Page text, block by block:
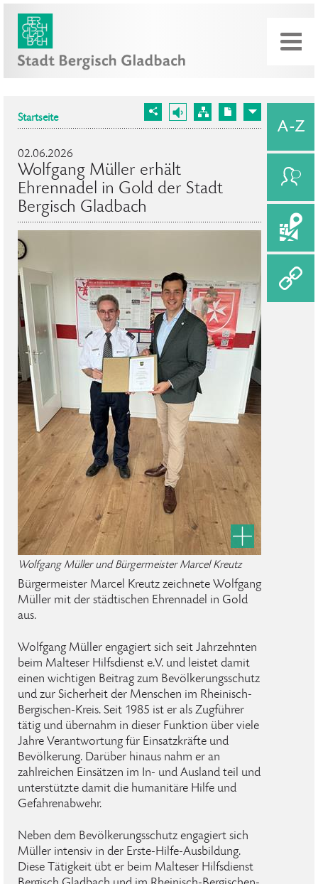
Startseite
02.06.2026
Wolfgang Müller erhält
Ehrennadel in Gold der Stadt
Bergisch Gladbach
Wolfgang Müller und Bürgermeister Marcel Kreutz
Bürgermeister Marcel Kreutz zeichnete Wolfgang
Müller mit der städtischen Ehrennadel in Gold
aus.
Wolfgang Müller engagiert sich seit Jahrzehnten
beim Malteser Hilfsdienst e.V. und leistet damit
einen wichtigen Beitrag zum Bevölkerungsschutz
und zur Sicherheit der Menschen im Rheinisch-
Bergischen-Kreis. Seit 1985 ist er als Zugführer
tätig und übernahm in dieser Funktion über viele
Jahre Verantwortung für Einsatzkräfte und
Bevölkerung. Darüber hinaus nahm er an
zahlreichen Einsätzen im In- und Ausland teil und
unterstützte damit die humanitäre Hilfe und
Gefahrenabwehr.
Neben dem Bevölkerungsschutz engagiert sich
Müller intensiv in der Erste-Hilfe-Ausbildung.
Diese Tätigkeit übt er beim Malteser Hilfsdienst